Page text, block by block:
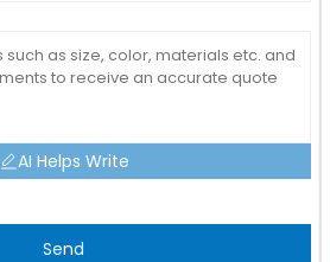
AI Helps Write
Send